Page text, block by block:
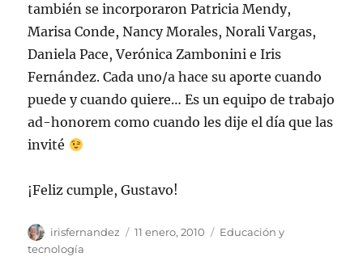
también se incorporaron Patricia Mendy,
Marisa Conde, Nancy Morales, Norali Vargas,
Daniela Pace, Verónica Zambonini e Iris
Fernández. Cada uno/a hace su aporte cuando
puede y cuando quiere… Es un equipo de trabajo
ad-honorem como cuando les dije el día que las
invité
¡Feliz cumple, Gustavo!
Autor
irisfernandez
Publicado
11 enero, 2010 Categorías
Educación y
tecnología